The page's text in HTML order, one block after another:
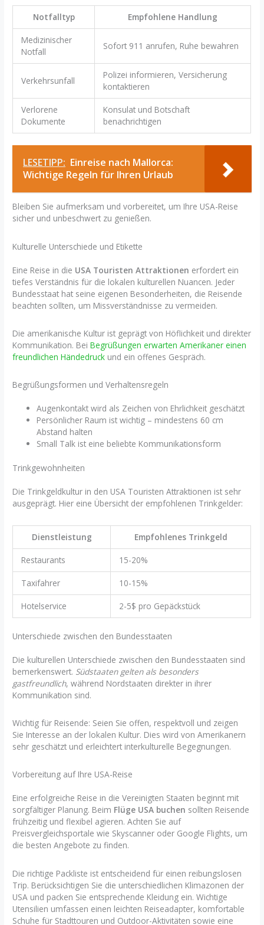
Notfalltyp Empfohlene Handlung
Medizinischer
Notfall
Sofort 911 anrufen, Ruhe bewahren
Verkehrsunfall
Polizei informieren, Versicherung
kontaktieren
Verlorene
Dokumente
Konsulat und Botschaft
benachrichtigen
LESETIPP: Einreise nach Mallorca:
Wichtige Regeln für Ihren Urlaub
Bleiben Sie aufmerksam und vorbereitet, um Ihre USA-Reise
sicher und unbeschwert zu genießen.
Kulturelle Unterschiede und Etikette
Eine Reise in die USA Touristen Attraktionen erfordert ein
tiefes Verständnis für die lokalen kulturellen Nuancen. Jeder
Bundesstaat hat seine eigenen Besonderheiten, die Reisende
beachten sollten, um Missverständnisse zu vermeiden.
Die amerikanische Kultur ist geprägt von Höflichkeit und direkter
Kommunikation. BeiBegrüßungen erwarten Amerikaner einen
freundlichen Händedruck und ein offenes Gespräch.
Begrüßungsformen und Verhaltensregeln
Augenkontakt wird als Zeichen von Ehrlichkeit geschätzt
Persönlicher Raum ist wichtig – mindestens 60 cm
Abstand halten
Small Talk ist eine beliebte Kommunikationsform
Trinkgewohnheiten
Die Trinkgeldkultur in den USA Touristen Attraktionen ist sehr
ausgeprägt. Hier eine Übersicht der empfohlenen Trinkgelder:
Dienstleistung Empfohlenes Trinkgeld
Restaurants 15-20%
Taxifahrer 10-15%
Hotelservice 2-5$ pro Gepäckstück
Unterschiede zwischen den Bundesstaaten
Die kulturellen Unterschiede zwischen den Bundesstaaten sind
bemerkenswert. Südstaaten gelten als besonders
gastfreundlich, während Nordstaaten direkter in ihrer
Kommunikation sind.
Wichtig für Reisende: Seien Sie offen, respektvoll und zeigen
Sie Interesse an der lokalen Kultur. Dies wird von Amerikanern
sehr geschätzt und erleichtert interkulturelle Begegnungen.
Vorbereitung auf Ihre USA-Reise
Eine erfolgreiche Reise in die Vereinigten Staaten beginnt mit
sorgfältiger Planung. Beim Flüge USA buchen sollten Reisende
frühzeitig und flexibel agieren. Achten Sie auf
Preisvergleichsportale wie Skyscanner oder Google Flights, um
die besten Angebote zu finden.
Die richtige Packliste ist entscheidend für einen reibungslosen
Trip. Berücksichtigen Sie die unterschiedlichen Klimazonen der
USA und packen Sie entsprechende Kleidung ein. Wichtige
Utensilien umfassen einen leichten Reiseadapter, komfortable
Schuhe für Stadttouren und Outdoor-Aktivitäten sowie eine